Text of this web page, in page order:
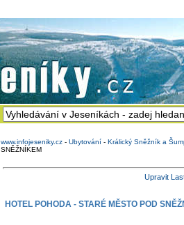
www.infojeseniky.cz - Ubytování - Králický Sněžník a
SNĚŽNÍKEM
Upravit
HOTEL POHODA - STARÉ MĚSTO POD